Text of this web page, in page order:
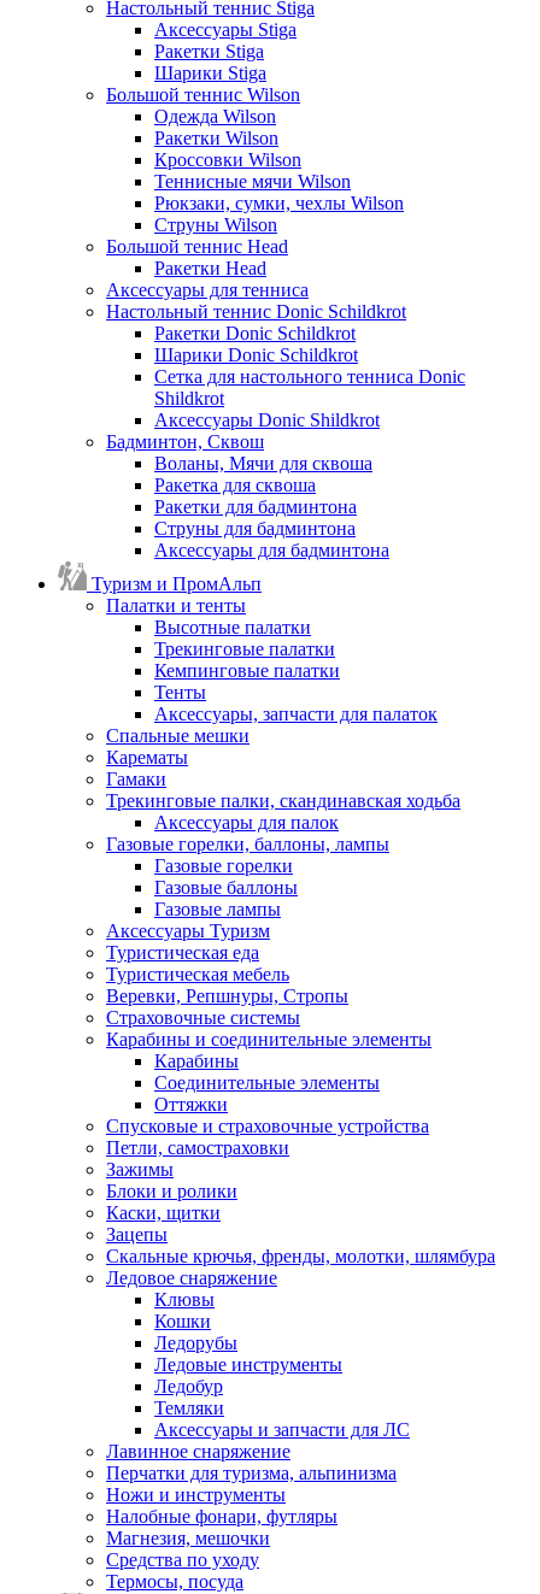
Настольный теннис Stiga
Аксессуары Stiga
Ракетки Stiga
Шарики Stiga
Большой теннис Wilson
Одежда Wilson
Ракетки Wilson
Кроссовки Wilson
Теннисные мячи Wilson
Рюкзаки, сумки, чехлы Wilson
Струны Wilson
Большой теннис Head
Ракетки Head
Аксессуары для тенниса
Настольный теннис Donic Schildkrot
Ракетки Donic Schildkrot
Шарики Donic Schildkrot
Сетка для настольного тенниса Donic
Shildkrot
Аксессуары Donic Shildkrot
Бадминтон, Сквош
Воланы, Мячи для сквоша
Ракетка для сквоша
Ракетки для бадминтона
Струны для бадминтона
Аксессуары для бадминтона
Туризм и ПромАльп
Палатки и тенты
Высотные палатки
Трекинговые палатки
Кемпинговые палатки
Тенты
Аксессуары, запчасти для палаток
Спальные мешки
Карематы
Гамаки
Трекинговые палки, скандинавская ходьба
Аксессуары для палок
Газовые горелки, баллоны, лампы
Газовые горелки
Газовые баллоны
Газовые лампы
Аксессуары Туризм
Туристическая еда
Туристическая мебель
Веревки, Репшнуры, Стропы
Страховочные системы
Карабины и соединительные элементы
Карабины
Соединительные элементы
Оттяжки
Спусковые и страховочные устройства
Петли, самостраховки
Зажимы
Блоки и ролики
Каски, щитки
Зацепы
Скальные крючья, френды, молотки, шлямбура
Ледовое снаряжение
Клювы
Кошки
Ледорубы
Ледовые инструменты
Ледобур
Темляки
Аксессуары и запчасти для ЛС
Лавинное снаряжение
Перчатки для туризма, альпинизма
Ножи и инструменты
Налобные фонари, футляры
Магнезия, мешочки
Средства по уходу
Термосы, посуда